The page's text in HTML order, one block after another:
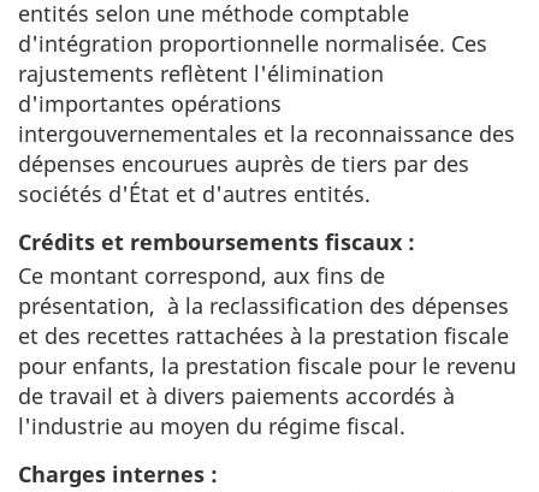
entités selon une méthode comptable
d'intégration proportionnelle normalisée. Ces
rajustements reflètent l'élimination
d'importantes opérations
intergouvernementales et la reconnaissance des
dépenses encourues auprès de tiers par des
sociétés d'État et d'autres entités.
Crédits et remboursements fiscaux :
Ce montant correspond, aux fins de
présentation, à la reclassification des dépenses
et des recettes rattachées à la prestation fiscale
pour enfants, la prestation fiscale pour le revenu
de travail et à divers paiements accordés à
l'industrie au moyen du régime fiscal.
Charges internes :